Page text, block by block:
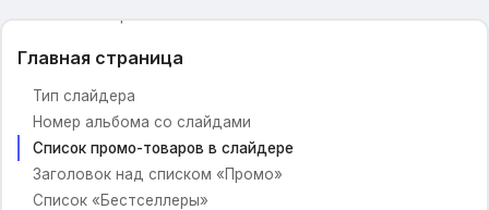
Главная страница
Тип слайдера
Номер альбома со слайдами
Список промо-товаров в слайдере
Заголовок над списком «Промо»
Список «Бестселлеры»